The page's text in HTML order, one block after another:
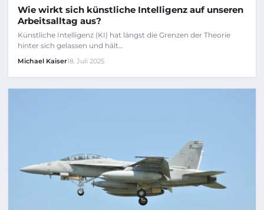
Wie wirkt sich künstliche Intelligenz auf unseren
Arbeitsalltag aus?
Künstliche Intelligenz (KI) hat längst die Grenzen der Theorie
hinter sich gelassen und hält…
Michael Kaiser18. Juli 2025